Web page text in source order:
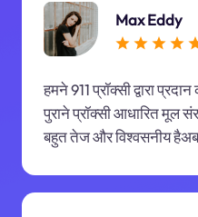
Max Eddy
हमने 911 प्रॉक्सी द्वारा
पुराने प्रॉक्सी आधारित मूल
बहुत तेज और विश्वसनीय